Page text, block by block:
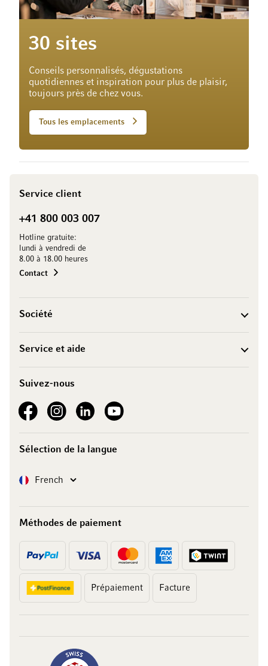
30 sites
Conseils personnalisés, dégustations
quotidiennes et inspiration pour plus de plaisir,
toujours près de chez vous.
Tous les emplacements
Service client
+41 800 003 007
Hotline gratuite:
lundi à vendredi de
8.00 à 18.00 heures
Contact
Société
Service et aide
Suivez-nous
See our FacebookSee our Instagram account
See our LinkedInSee our YouTube channel
Sélection de la langue
LangueFrench
Méthodes de paiement
Prépaiement Facture
10 francs